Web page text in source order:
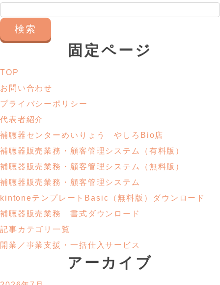
索:
固定ページ
TOP
お問い合わせ
プライバシーポリシー
代表者紹介
補聴器センターめいりょう やしろBio店
補聴器販売業務・ 顧客管理システム
（有料版）
補聴器販売業務・ 顧客管理システム
（無料版）
補聴器販売業務・顧客管理システム
kintoneテンプレートBasic （無料版）ダウンロード
補聴器販売業務
書式ダウンロード
記事カテゴリ一覧
開業／事業支援・ 一括仕入サービス
アーカイブ